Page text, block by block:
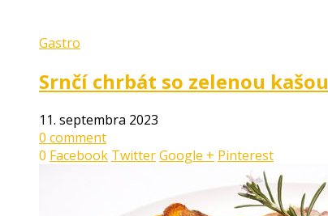
Gastro
Srnčí chrbát so zelenou kašou
11. septembra 2023
0 comment
0 Facebook TwitterGoogle + Pinterest